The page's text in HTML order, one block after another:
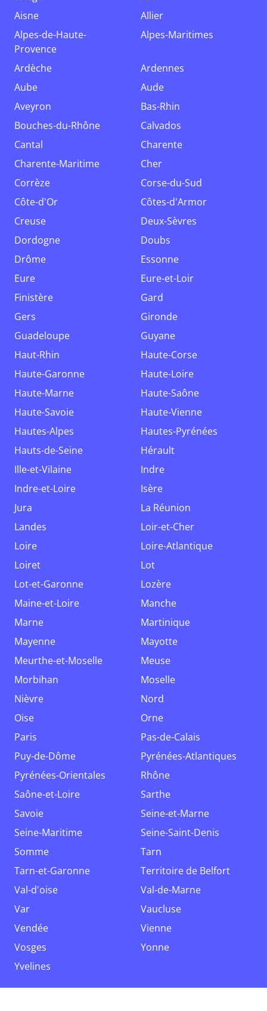
Aisne
Allier
Alpes-de-Haute-
Provence
Alpes-Maritimes
Ardèche
Ardennes
Aube
Aude
Aveyron
Bas-Rhin
Bouches-du-Rhône
Calvados
Cantal
Charente
Charente-Maritime
Cher
Corrèze
Corse-du-Sud
Côte-d'Or
Côtes-d'Armor
Creuse
Deux-Sèvres
Dordogne
Doubs
Drôme
Essonne
Eure
Eure-et-Loir
Finistère
Gard
Gers
Gironde
Guadeloupe
Guyane
Haut-Rhin
Haute-Corse
Haute-Garonne
Haute-Loire
Haute-Marne
Haute-Saône
Haute-Savoie
Haute-Vienne
Hautes-Alpes
Hautes-Pyrénées
Hauts-de-Seine
Hérault
Ille-et-Vilaine
Indre
Indre-et-Loire
Isère
Jura
La Réunion
Landes
Loir-et-Cher
Loire
Loire-Atlantique
Loiret
Lot
Lot-et-Garonne
Lozère
Maine-et-Loire
Manche
Marne
Martinique
Mayenne
Mayotte
Meurthe-et-Moselle
Meuse
Morbihan
Moselle
Nièvre
Nord
Oise
Orne
Paris
Pas-de-Calais
Puy-de-Dôme
Pyrénées-Atlantiques
Pyrénées-Orientales
Rhône
Saône-et-Loire
Sarthe
Savoie
Seine-et-Marne
Seine-Maritime
Seine-Saint-Denis
Somme
Tarn
Tarn-et-Garonne
Territoire de Belfort
Val-d'oise
Val-de-Marne
Var
Vaucluse
Vendée
Vienne
Vosges
Yonne
Yvelines